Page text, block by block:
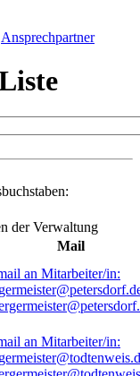
Ansprechpartner
der Verwaltung
Mail